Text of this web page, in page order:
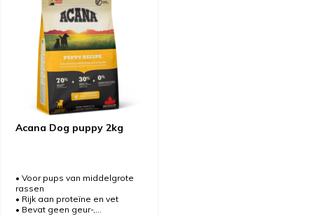
Acana Dog puppy 2kg
• Voor pups van middelgrote
rassen
• Rijk aan proteïne en vet
• Bevat geen geur-,...